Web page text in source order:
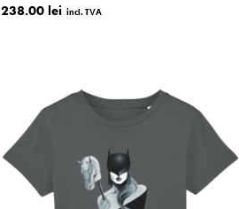
238.00 lei